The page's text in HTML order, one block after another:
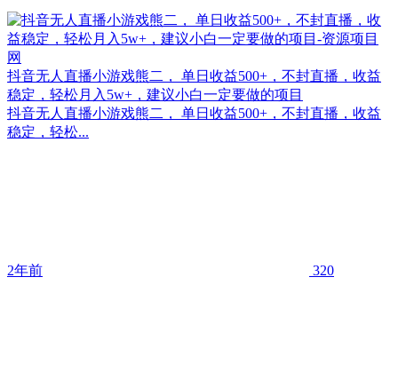
抖音无人直播小游戏熊二， 单日收益500+，不封直播，收益
稳定，轻松月入5w+，建议小白一定要做的项目
抖音无人直播小游戏熊二， 单日收益500+，不封直播，收益
稳定，轻松...
2年前 320